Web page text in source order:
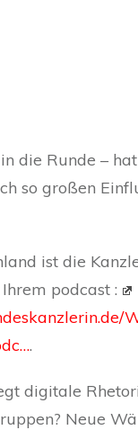
die Runde –
so großen
ist die
podcast :
.
digitale
Neue